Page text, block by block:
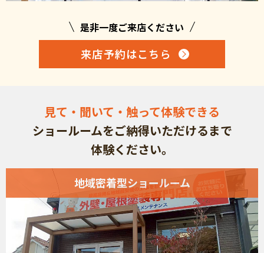
是非一度ご来店ください
来店予約はこちら
見て・聞いて・触って体験できる
ショールームをご納得いただけるまで
体験ください。
地域密着型ショールーム